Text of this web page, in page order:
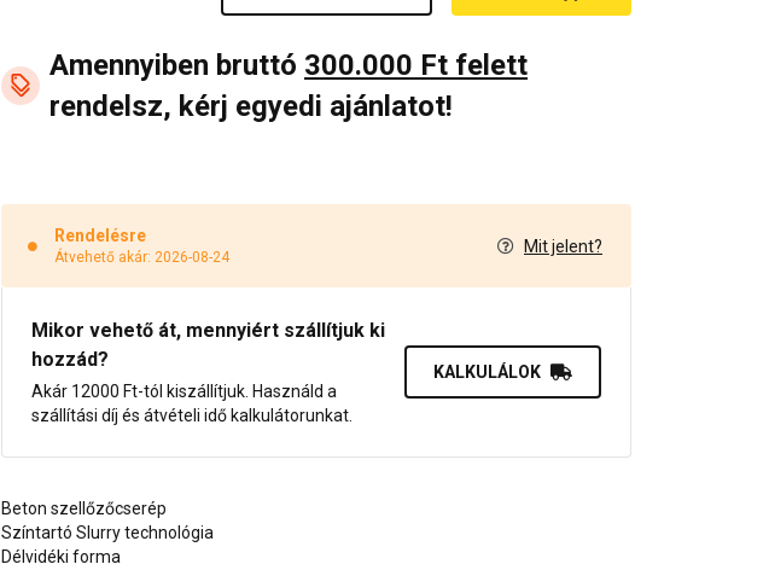
Amennyiben bruttó 300.000 Ft felett
rendelsz, kérj egyedi ajánlatot!
Rendelésre
Átvehető akár: 2026-08-24
Mit jelent?
Mikor vehető át, mennyiért szállítjuk ki
hozzád?
Akár 12000 Ft-tól kiszállítjuk. Használd a
szállítási díj és átvételi idő kalkulátorunkat.
KALKULÁLOK
Beton szellőzőcserép
Színtartó Slurry technológia
Délvidéki forma